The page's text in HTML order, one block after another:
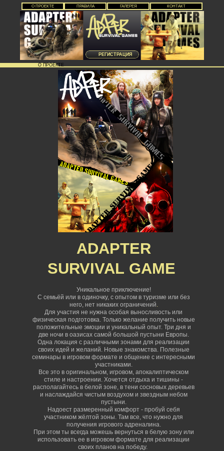
О ПРОЕКТЕ ПРАВИЛА ГАЛЕРЕЯ КОНТАКТ
РЕГИСТРАЦИЯ
О ПРОЕКТЕ
ADAPTER
SURVIVAL GAME
Уникальное приключение!
С семьёй или в одиночку, с опытом в туризме или без
него, нет никаких ограничений.
Для участия не нужна особая выносливость или
физическая подготовка. Только желание получить новые
положительные эмоции и уникальный опыт. Три дня и
две ночи в оазисах самой большой пустыни Европы.
Одна локация с различными зонами для реализации
своих идей и желаний. Новые знакомства. Полезные
семинары в игровом формате и общение с интересными
участниками.
Все это в оригинальном, игровом, апокалиптическом
стиле и настроении. Хочется отдыха и тишины -
располагайтесь в белой зоне, в тени сосновых деревьев
и наслаждайся чистым воздухом и звездным небом
пустыни.
Надоест размеренный комфорт - пробуй себя
участником жёлтой зоны. Там все, что нужно для
получения игрового адреналина.
При этом ты всегда можешь вернуться в белую зону или
использовать ее в игровом формате для реализации
своих планов на победу.